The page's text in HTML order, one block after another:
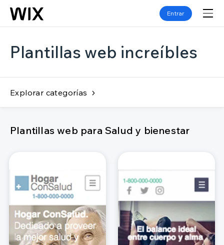
Entrar
Plantillas web increíbles
Explorar categorías
Plantillas web para Salud y bienestar